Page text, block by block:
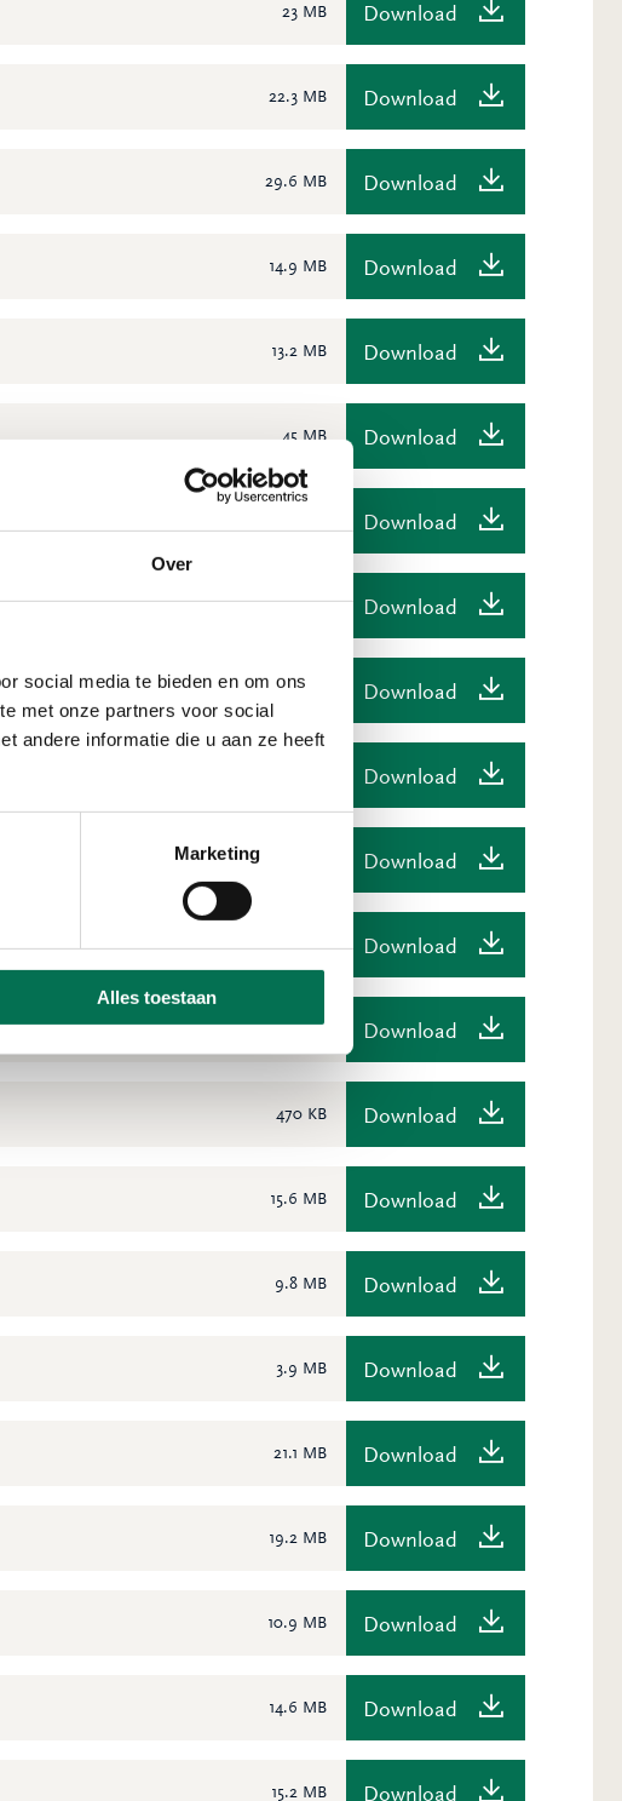
Over
social media te bieden en om ons
met onze partners voor social
andere informatie die u aan ze heeft
Marketing
Alles toestaan
23 MB Download
22.3 MB Download
29.6 MB Download
14.9 MB Download
13.2 MB Download
45 MB Download
Download
23.6 MB Download
2 MB Download
Download
Download
16.6 MB Download
13.3 MB Download
470 KB Download
15.6 MB Download
9.8 MB Download
3.9 MB Download
21.1 MB Download
19.2 MB Download
10.9 MB Download
14.6 MB Download
15.2 MB Download